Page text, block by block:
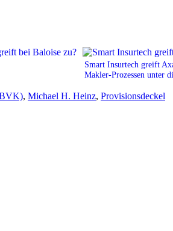
Smart Insurtech greift
Makler-Prozessen unter
, Michael H. Heinz, Provisionsdeckel